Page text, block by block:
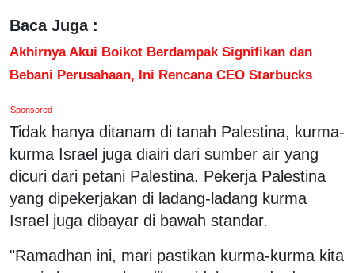
Baca Juga :
Akhirnya Akui Boikot Berdampak Signifikan dan
Bebani Perusahaan, Ini Rencana CEO Starbucks
Sponsored
Tidak hanya ditanam di tanah Palestina, kurma-
kurma Israel juga diairi dari sumber air yang
dicuri dari petani Palestina. Pekerja Palestina
yang dipekerjakan di ladang-ladang kurma
Israel juga dibayar di bawah standar.
"Ramadhan ini, mari pastikan kurma-kurma kita